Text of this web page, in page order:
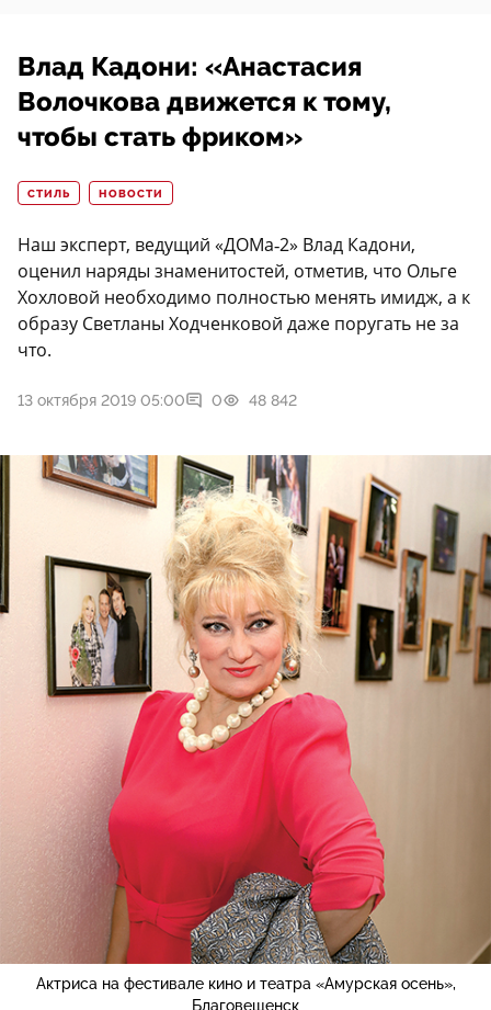
Влад Кадони: «Анастасия
Волочкова движется к тому,
чтобы стать фриком»
СТИЛЬ НОВОСТИ
Наш эксперт, ведущий «ДОМа‑2» Влад Кадони,
оценил наряды знаменитостей, отметив, что Ольге
Хохловой необходимо полностью менять имидж, а к
образу Светланы Ходченковой даже поругать не за
что.
13 октября 2019 05:00 0 48 842
Актриса на фестивале кино и театра «Амурская осень»,
Благовещенск